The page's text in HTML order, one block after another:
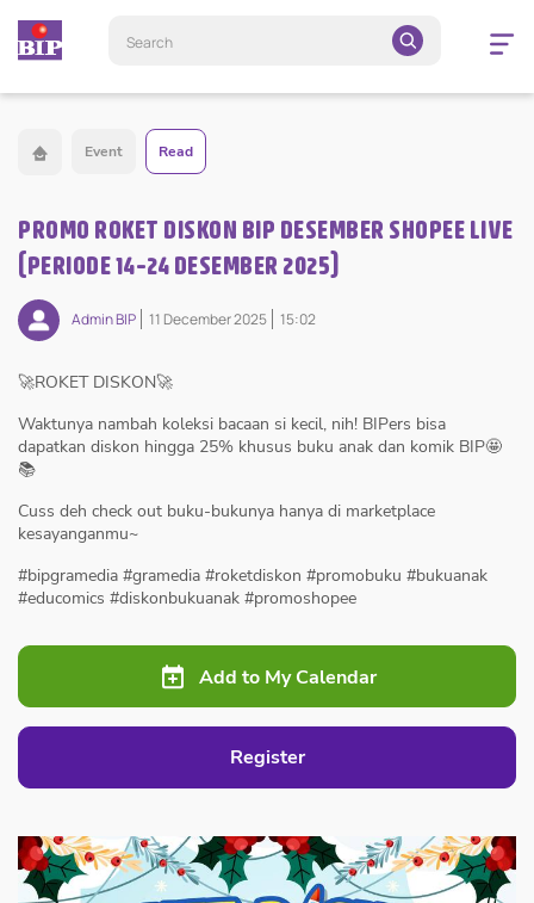
Open
Event Read
PROMO ROKET DISKON BIP DESEMBER SHOPEE LIVE
(PERIODE 14-24 DESEMBER 2025)
Admin BIP 11 December 2025 15:02
🚀ROKET DISKON🚀
Waktunya nambah koleksi bacaan si kecil, nih! BIPers bisa
dapatkan diskon hingga 25% khusus buku anak dan komik BIP🤩
📚
Cuss deh check out buku-bukunya hanya di marketplace
kesayanganmu~
#bipgramedia #gramedia #roketdiskon #promobuku #bukuanak
#educomics #diskonbukuanak #promoshopee
Add to My Calendar
Register